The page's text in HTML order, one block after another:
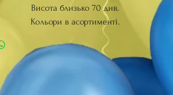
Висота близько 70 див.
Кольори в асортименті.